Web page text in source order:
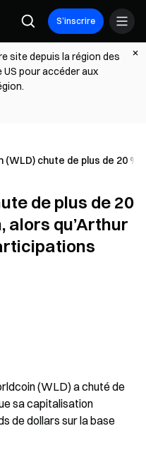
S’inscrire
site depuis la région des
pour accéder aux
(WLD) chute de plus de 20 %
de plus de 20
alors qu’Arthur
(WLD) a chuté de
sa capitalisation
de dollars sur la base